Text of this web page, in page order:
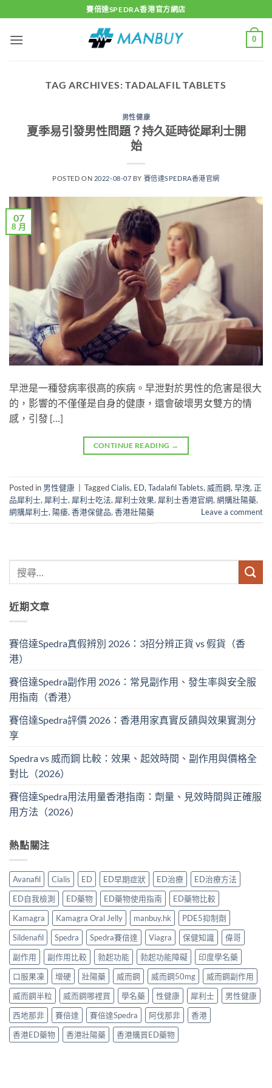
to
content
賽倍達SPEDRA香港官方網店
0
TAG ARCHIVES:TADALAFIL TABLETS
男性健康
夏季易引發男性問題？持久延時從犀利士開
始
POSTED ON 2022-08-07 BY 賽倍達SPEDRA香港官網
07
8 月
早泄是一種發病率很高的疾病。早泄對於男性的危害是很大
的，影響的不僅僅是自身的健康，還會破壞男女雙方的情
感，引發 […]
CONTINUE READING →
Posted in 男性健康 TaggedCialis, ED, Tadalafil Tablets, 威而鋼, 早洩, 正
品犀利士, 犀利士, 犀利士吃法, 犀利士效果, 犀利士香港官網, 網購壯陽藥,
網購犀利士, 陽痿, 香港保健品, 香港壯陽藥 Leave a comment
近期文章
賽倍達Spedra真假辨別 2026：3招分辨正貨 vs 假貨（香
港）
賽倍達Spedra副作用 2026：常見副作用、發生率與安全服
用指南（香港）
賽倍達Spedra評價 2026：香港用家真實反饋與效果實測分
享
Spedra vs 威而鋼 比較：效果、起效時間、副作用與價格全
對比（2026）
賽倍達Spedra用法用量香港指南：劑量、見效時間與正確服
用方法（2026）
熱點關注
Avanafil Cialis ED ED早期症狀 ED治療
ED治療方法
ED自我檢測
ED藥物 ED藥物使用指南
ED藥物比較
Kamagra
Kamagra Oral Jelly manbuy.hk
PDE5抑制劑
Sildenafil
Spedra Spedra賽倍達 Viagra 保健知識
偉哥
副作用
副作用比較 勃起功能 勃起功能障礙
印度學名藥
口服果凍
增硬 壯陽藥 威而鋼 威而鋼50mg
威而鋼副作用
威而鋼半粒
威而鋼哪裡買 學名藥 性健康 犀利士
男性健康
西地那非
賽倍達 賽倍達Spedra 阿伐那非
香港
香港ED藥物
香港壯陽藥 香港購買ED藥物